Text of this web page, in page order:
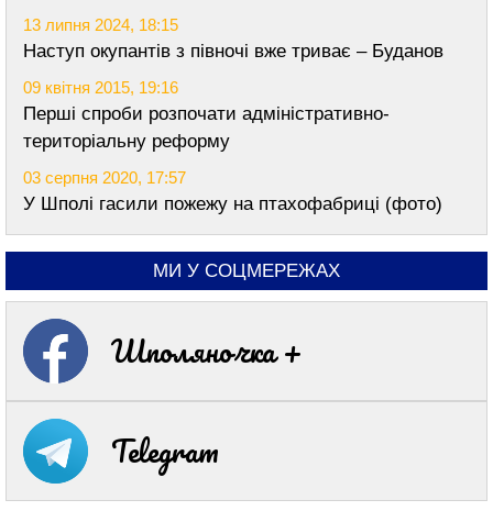
13 липня 2024, 18:15
Наступ окупантів з півночі вже триває – Буданов
09 квітня 2015, 19:16
Перші спроби розпочати адміністративно-
територіальну реформу
03 серпня 2020, 17:57
У Шполі гасили пожежу на птахофабриці (фото)
МИ У СОЦМЕРЕЖАХ
Шполяночка +
Telegram